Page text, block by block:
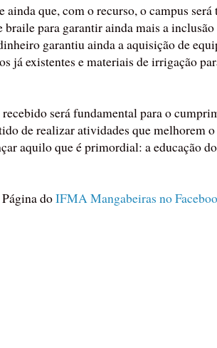
ainda que, com o recurso, o campus
para garantir ainda mais a inclusão
garantiu ainda a aquisição de
já existentes e materiais de irrigação
será fundamental para o
de realizar atividades que melhorem o
aquilo que é primordial: a educação
doIFMA Mangabeiras no